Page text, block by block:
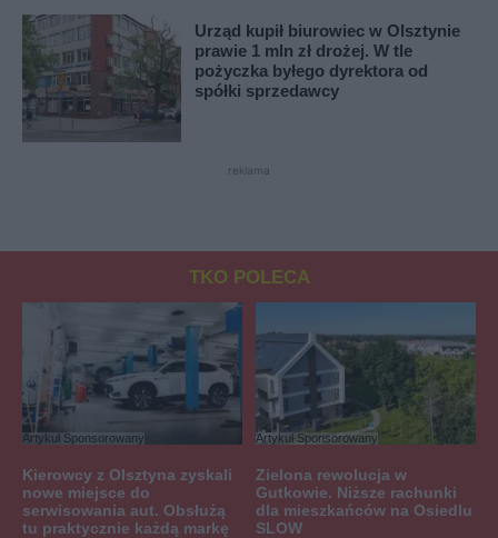
Urząd kupił biurowiec w Olsztynie
prawie 1 mln zł drożej. W tle
pożyczka byłego dyrektora od
spółki sprzedawcy
reklama
TKO POLECA
Artykuł Sponsorowany
Kierowcy z Olsztyna zyskali
nowe miejsce do
serwisowania aut. Obsłużą
tu praktycznie każdą markę
Artykuł Sponsorowany
Zielona rewolucja w
Gutkowie. Niższe rachunki
dla mieszkańców na Osiedlu
SLOW